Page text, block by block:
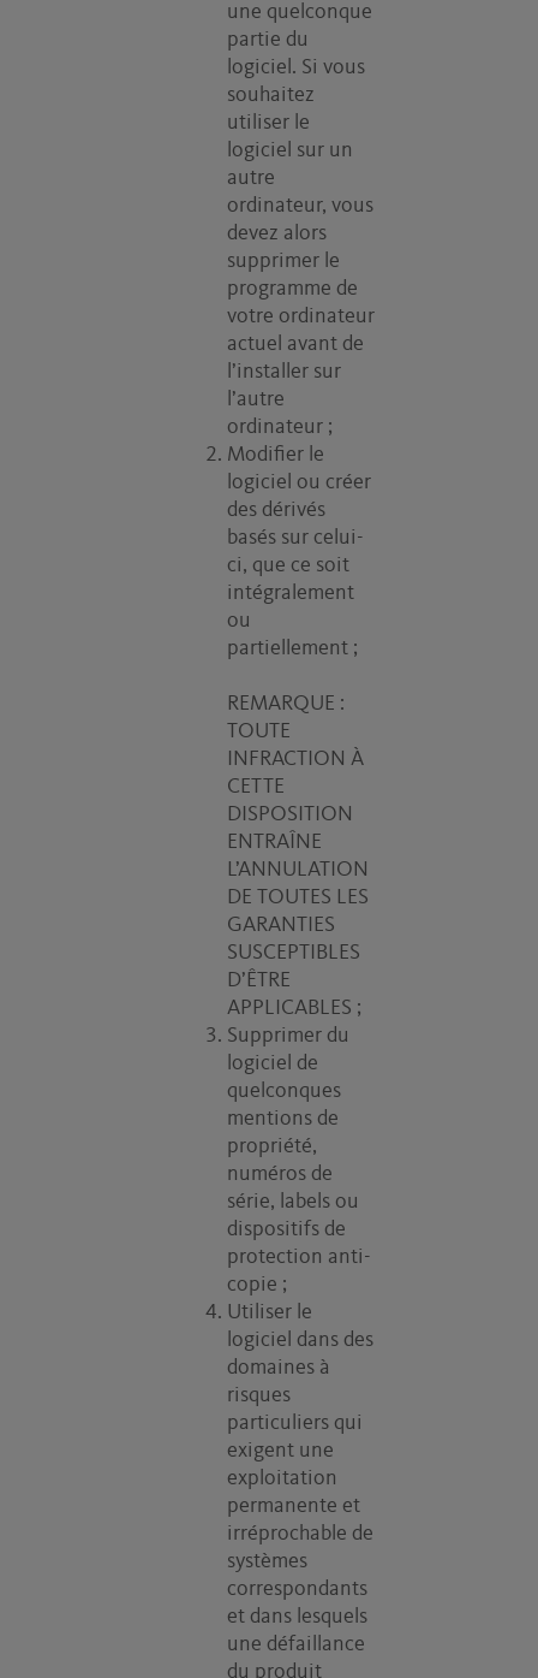
une quelconque
partie du
logiciel. Si vous
souhaitez
utiliser le
logiciel sur un
autre
ordinateur, vous
devez alors
supprimer le
programme de
votre ordinateur
actuel avant de
l’installer sur
l’autre
ordinateur ;
Modifier le
logiciel ou créer
des dérivés
basés sur celui-
ci, que ce soit
intégralement
ou
partiellement ;
REMARQUE :
TOUTE
INFRACTION À
CETTE
DISPOSITION
ENTRAÎNE
L’ANNULATION
DE TOUTES LES
GARANTIES
SUSCEPTIBLES
D’ÊTRE
APPLICABLES ;
Supprimer du
logiciel de
quelconques
mentions de
propriété,
numéros de
série, labels ou
dispositifs de
protection anti-
copie ;
Utiliser le
logiciel dans des
domaines à
risques
particuliers qui
exigent une
exploitation
permanente et
irréprochable de
systèmes
correspondants
et dans lesquels
une défaillance
du produit